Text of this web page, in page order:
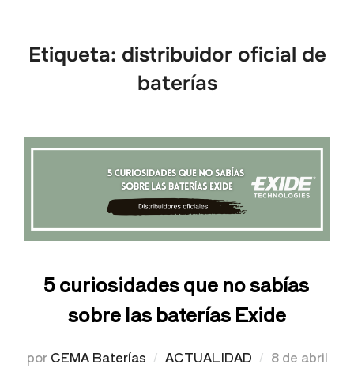
Etiqueta: distribuidor oficial de
baterías
5 curiosidades que no sabías
sobre las baterías Exide
por CEMA Baterías ACTUALIDAD
8 de abril